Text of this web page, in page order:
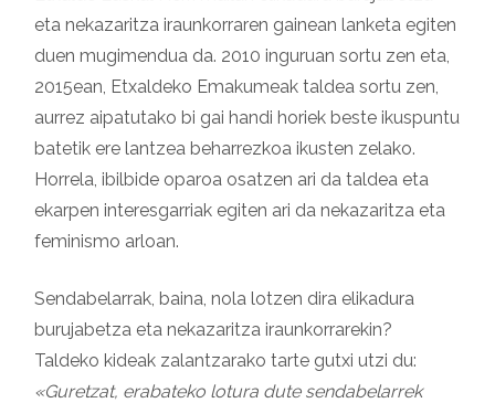
eta nekazaritza iraunkorraren gainean lanketa egiten
duen mugimendua da. 2010 inguruan sortu zen eta,
2015ean, Etxaldeko Emakumeak taldea sortu zen,
aurrez aipatutako bi gai handi horiek beste ikuspuntu
batetik ere lantzea beharrezkoa ikusten zelako.
Horrela, ibilbide oparoa osatzen ari da taldea eta
ekarpen interesgarriak egiten ari da nekazaritza eta
feminismo arloan.
Sendabelarrak, baina, nola lotzen dira elikadura
burujabetza eta nekazaritza iraunkorrarekin?
Taldeko kideak zalantzarako tarte gutxi utzi du:
«Guretzat, erabateko lotura dute sendabelarrek